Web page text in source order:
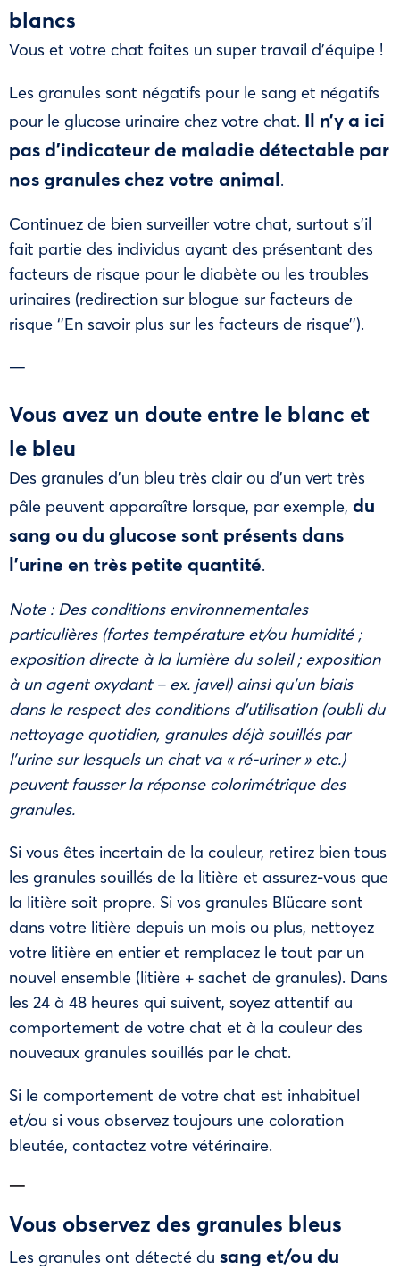
blancs
Vous et votre chat faites un super travail d’équipe !
Les granules sont négatifs pour le sang et négatifs
pour le glucose urinaire chez votre chat. Il n’y a ici
pas d’indicateur de maladie détectable par
nos granules chez votre animal.
Continuez de bien surveiller votre chat, surtout s’il
fait partie des individus ayant des présentant des
facteurs de risque pour le diabète ou les troubles
urinaires (redirection sur blogue sur facteurs de
risque ‘’En savoir plus sur les facteurs de risque’’).
—
Vous avez un doute entre le blanc et
le bleu
Des granules d’un bleu très clair ou d’un vert très
pâle peuvent apparaître lorsque, par exemple, du
sang ou du glucose sont présents dans
l’urine en très petite quantité.
Note : Des conditions environnementales
particulières (fortes température et/ou humidité ;
exposition directe à la lumière du soleil ; exposition
à un agent oxydant – ex. javel) ainsi qu’un biais
dans le respect des conditions d’utilisation (oubli du
nettoyage quotidien, granules déjà souillés par
l’urine sur lesquels un chat va « ré-uriner » etc.)
peuvent fausser la réponse colorimétrique des
granules.
Si vous êtes incertain de la couleur, retirez bien tous
les granules souillés de la litière et assurez-vous que
la litière soit propre. Si vos granules Blücare sont
dans votre litière depuis un mois ou plus, nettoyez
votre litière en entier et remplacez le tout par un
nouvel ensemble (litière + sachet de granules). Dans
les 24 à 48 heures qui suivent, soyez attentif au
comportement de votre chat et à la couleur des
nouveaux granules souillés par le chat.
Si le comportement de votre chat est inhabituel
et/ou si vous observez toujours une coloration
bleutée, contactez votre vétérinaire.
—
Vous observez des granules bleus
Les granules ont détecté du sang et/ou du